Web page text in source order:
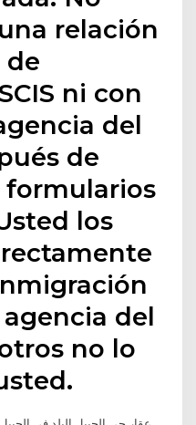
relación
de
ni con
del
de
formularios
los
agencia del
no lo